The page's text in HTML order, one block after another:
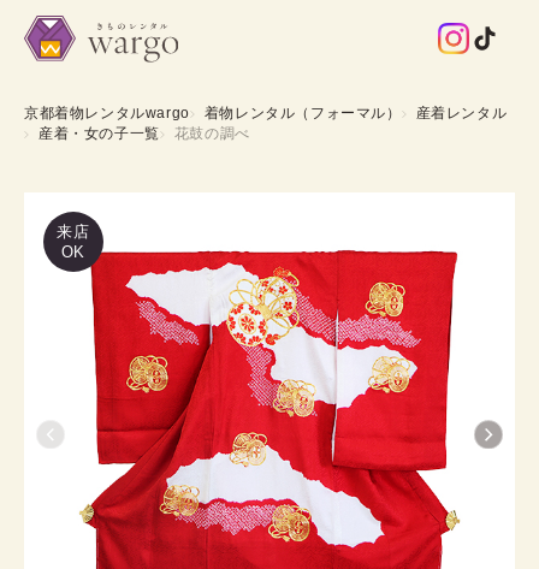
京都着物レンタルwargo 着物レンタル（フォーマル）
産着レンタル
産着・女の子一覧
花鼓の調べ
来店
OK